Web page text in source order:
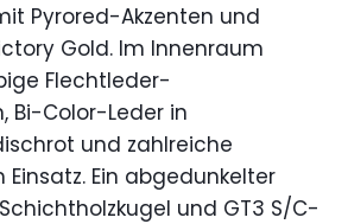
Pyrored-Akzenten und
Gold. Im Innenraum
Flechtleder-
Bi-Color-Leder in
und zahlreiche
Ein abgedunkelter
und GT3 S/C-